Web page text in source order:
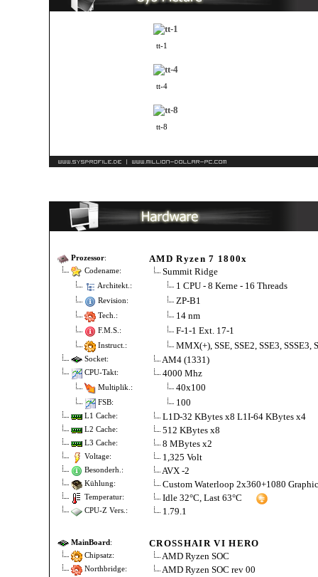
tt-1
tt-4
tt-8
Prozessor: AMD Ryzen 7 1800x
Codename: Summit Ridge
Architekt.: 1 CPU - 8 Kerne - 16 Threads
Revision: ZP-B1
Tech.: 14 nm
F.M.S.: F-1-1 Ext. 17-1
Instruct.: MMX(+), SSE, SSE2, SSE3,
Socket: AM4 (1331)
CPU-Takt: 4000 Mhz
Multiplik.: 40x100
FSB: 100
L1 Cache: L1D-32 KBytes x8 L1I-64 KBytes x4
L2 Cache: 512 KBytes x8
L3 Cache: 8 MBytes x2
Voltage: 1,325 Volt
Besonderh.: AVX -2
Kühlung: Custom Waterloop 2x360+1080
Temperatur: Idle 32°C, Last 63°C
CPU-Z Vers.: 1.79.1
MainBoard: CROSSHAIR VI HERO
Chipsatz: AMD Ryzen SOC
Northbridge: AMD Ryzen SOC rev 00